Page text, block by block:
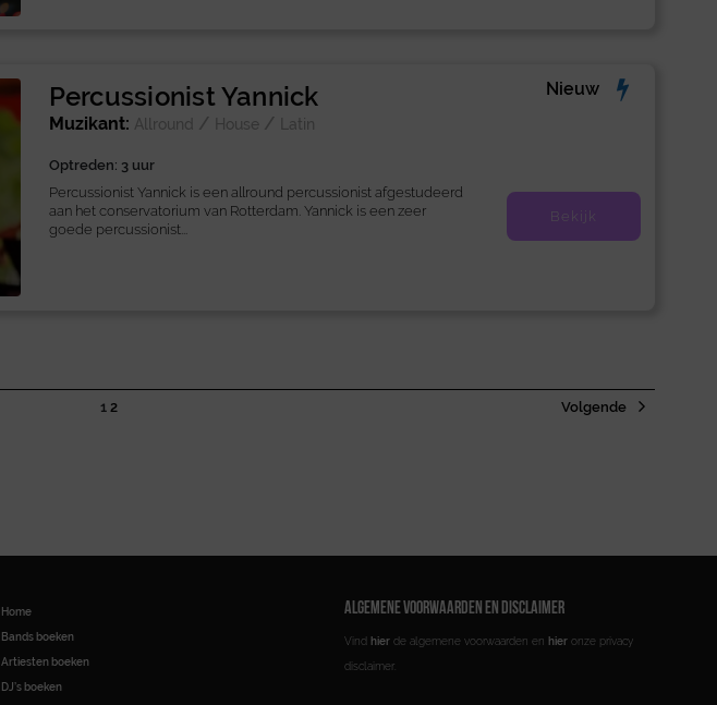
Percussionist Yannick
Nieuw
Muzikant: Allround / House / Latin
Optreden: 3 uur
Percussionist Yannick is een allround percussionist afgestudeerd
aan het conservatorium van Rotterdam. Yannick is een zeer
goede percussionist...
Bekijk
1 2 Volgende
Home
Bands boeken
Artiesten boeken
DJ’s boeken
ALGEMENE VOORWAARDEN EN DISCLAIMER
Vind hier de algemene voorwaarden en hier onze privacy
disclaimer.